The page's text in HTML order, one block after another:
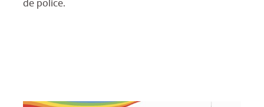
de police.